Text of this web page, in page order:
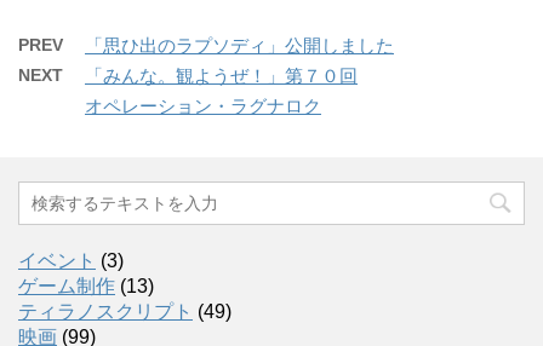
PREV 「思ひ出のラプソディ」公開しました
NEXT
「みんな。観ようぜ！」第７０回
オペレーション・ラグナロク
イベント (3)
ゲーム制作 (13)
ティラノスクリプト (49)
映画 (99)